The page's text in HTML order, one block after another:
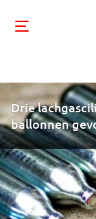
Drie
ballonnen